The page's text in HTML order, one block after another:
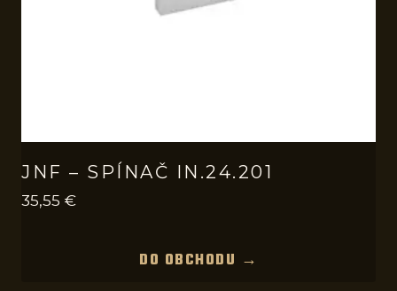
JNF – SPÍNAČ IN.24.201
35,55 €
DO OBCHODU →